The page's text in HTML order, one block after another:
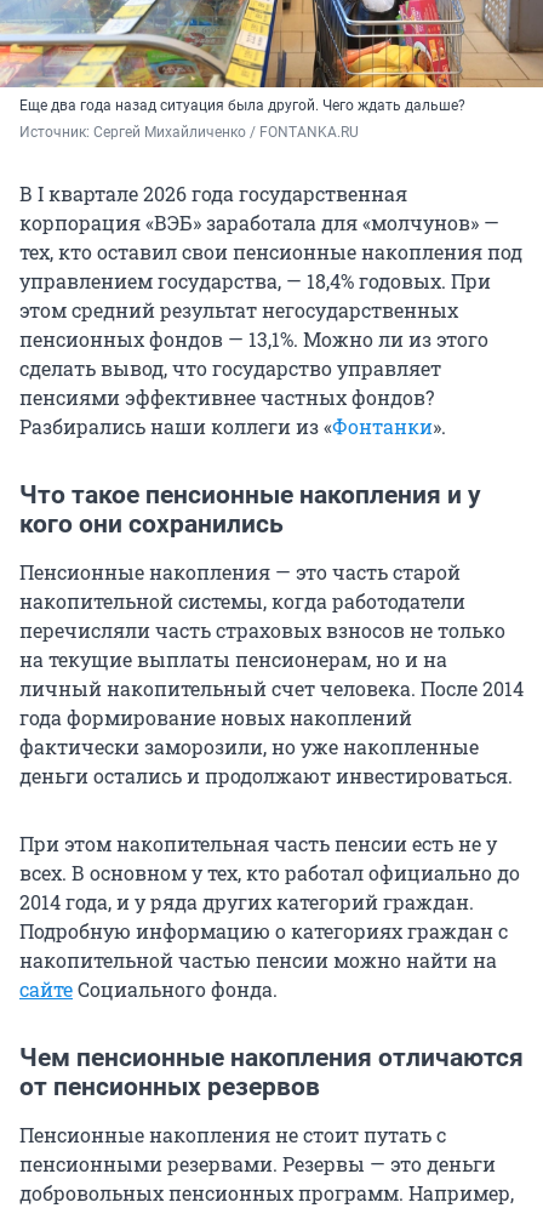
Еще два года назад ситуация была другой. Чего ждать дальше?
Источник: Сергей Михайличенко / FONTANKA.RU
В I квартале 2026 года государственная
корпорация «ВЭБ» заработала для «молчунов» —
тех, кто оставил свои пенсионные накопления под
управлением государства, — 18,4% годовых. При
этом средний результат негосударственных
пенсионных фондов — 13,1%. Можно ли из этого
сделать вывод, что государство управляет
пенсиями эффективнее частных фондов?
Разбирались наши коллеги из «Фонтанки».
Что такое пенсионные накопления и у
кого они сохранились
Пенсионные накопления — это часть старой
накопительной системы, когда работодатели
перечисляли часть страховых взносов не только
на текущие выплаты пенсионерам, но и на
личный накопительный счет человека. После 2014
года формирование новых накоплений
фактически заморозили, но уже накопленные
деньги остались и продолжают инвестироваться.
При этом накопительная часть пенсии есть не у
всех. В основном у тех, кто работал официально до
2014 года, и у ряда других категорий граждан.
Подробную информацию о категориях граждан с
накопительной частью пенсии можно найти на
сайтеСоциального фонда.
Чем пенсионные накопления отличаются
от пенсионных резервов
Пенсионные накопления не стоит путать с
пенсионными резервами. Резервы — это деньги
добровольных пенсионных программ. Например,